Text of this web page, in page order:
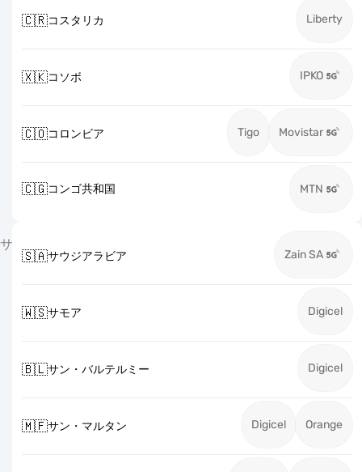
🇨🇷コスタリカ Liberty
🇽🇰コソボ IPKO
🇨🇴コロンビア Tigo Movistar
🇨🇬コンゴ共和国 MTN
サ
🇸🇦サウジアラビア Zain SA
🇼🇸サモア Digicel
🇧🇱サン・バルテルミー Digicel
🇲🇫サン・マルタン Digicel Orange